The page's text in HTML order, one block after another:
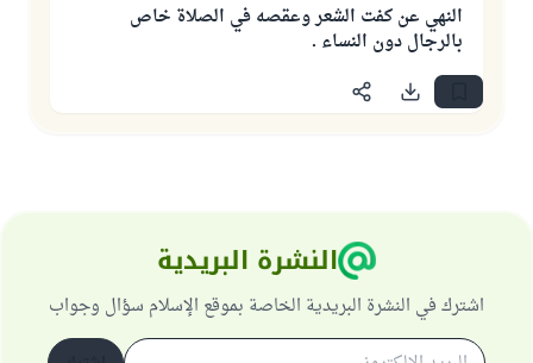
النهي عن كفت الشعر وعقصه في الصلاة خاص
بالرجال دون النساء .
النشرة البريدية
اشترك في النشرة البريدية الخاصة بموقع الإسلام سؤال وجواب